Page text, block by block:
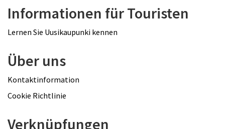
Informationen für Touristen
Lernen Sie Uusikaupunki kennen
Über uns
Kontaktinformation
Cookie Richtlinie
Verknüpfungen